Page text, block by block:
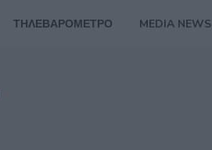
ΤΗΛΕΒΑΡΟΜΕΤΡΟ MEDIA NEWS